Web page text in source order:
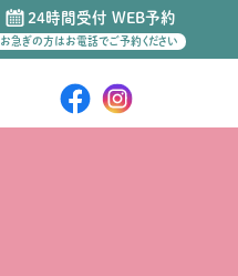
24時間受付 WEB予約
お急ぎの方はお電話でご予約ください